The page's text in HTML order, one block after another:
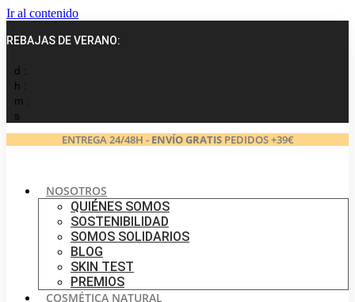
Ir al contenido
REBAJAS DE VERANO:
d :
h :
m :
s
ENTREGA 24/48H - ENVÍO GRATISPEDIDOS +39€
NOSOTROS
QUIÉNES SOMOS
SOSTENIBILIDAD
SOMOS SOLIDARIOS
BLOG
SKIN TEST
PREMIOS
COSMÉTICA NATURAL